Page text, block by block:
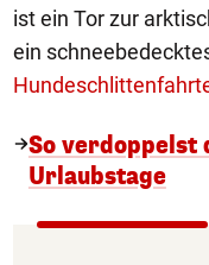
ist ein Tor zur
ein
So verdoppelst
Urlaubstage